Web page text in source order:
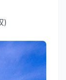
)